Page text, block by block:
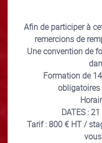
Afin de participer à
remercions de
Une convention de
Formation de
obligatoires
DATES :
Tarif : 800 € HT /